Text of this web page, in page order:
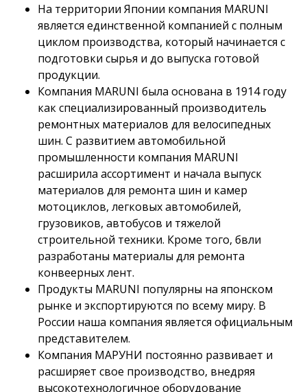
На территории Японии компания MARUNI
является единственной компанией с полным
циклом производства, который начинается с
подготовки сырья и до выпуска готовой
продукции.
Компания MARUNI была основана в 1914 году
как специализированный производитель
ремонтных материалов для велосипедных
шин. С развитием автомобильной
промышленности компания MARUNI
расширила ассортимент и начала выпуск
материалов для ремонта шин и камер
мотоциклов, легковых автомобилей,
грузовиков, автобусов и тяжелой
строительной техники. Кроме того, бвли
разработаны материалы для ремонта
конвеерных лент.
Продукты MARUNI популярны на японском
рынке и экспортируются по всему миру. В
России наша компания является официальным
представителем.
Компания МАРУНИ постоянно развивает и
расширяет свое производство, внедряя
высокотехнологичное оборудование